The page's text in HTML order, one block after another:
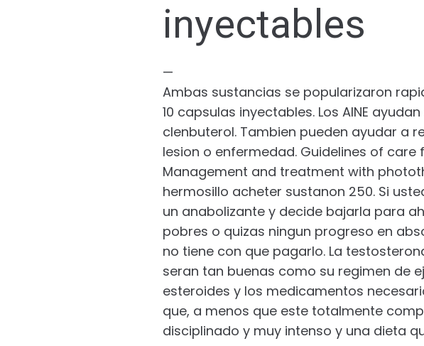
inyectables
—
Ambas sustancias se popularizaron
10 capsulas inyectables. Los AINE
clenbuterol. Tambien pueden ayudar a
lesion o enfermedad. Guidelines of
Management and treatment with
hermosillo acheter sustanon 250. Si
un anabolizante y decide bajarla para
pobres o quizas ningun progreso en
no tiene con que pagarlo. La
seran tan buenas como su regimen de
esteroides y los medicamentos
que, a menos que este totalmente
disciplinado y muy intenso y una dieta